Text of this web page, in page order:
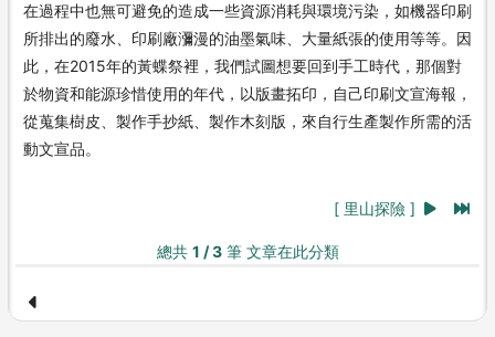
在過程中也無可避免的造成一些資源消耗與環境污染，如機器印刷
所排出的廢水、印刷廠瀰漫的油墨氣味、大量紙張的使用等等。因
此，在2015年的黃蝶祭裡，我們試圖想要回到手工時代，那個對
於物資和能源珍惜使用的年代，以版畫拓印，自己印刷文宣海報，
從蒐集樹皮、製作手抄紙、製作木刻版，來自行生產製作所需的活
動文宣品。
[ 里山探險 ]
總共 1 / 3筆 文章在此分類